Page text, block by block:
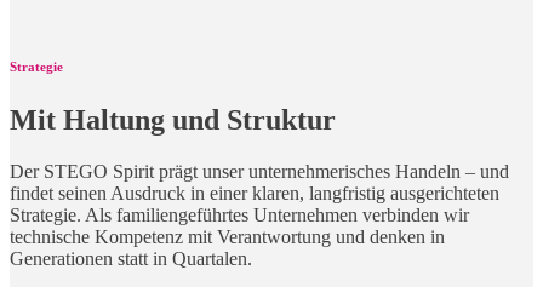
Strategie
Mit Haltung und Struktur
Der STEGO Spirit prägt unser unternehmerisches Handeln – und
findet seinen Ausdruck in einer klaren, langfristig ausgerichteten
Strategie. Als familiengeführtes Unternehmen verbinden wir
technische Kompetenz mit Verantwortung und denken in
Generationen statt in Quartalen.